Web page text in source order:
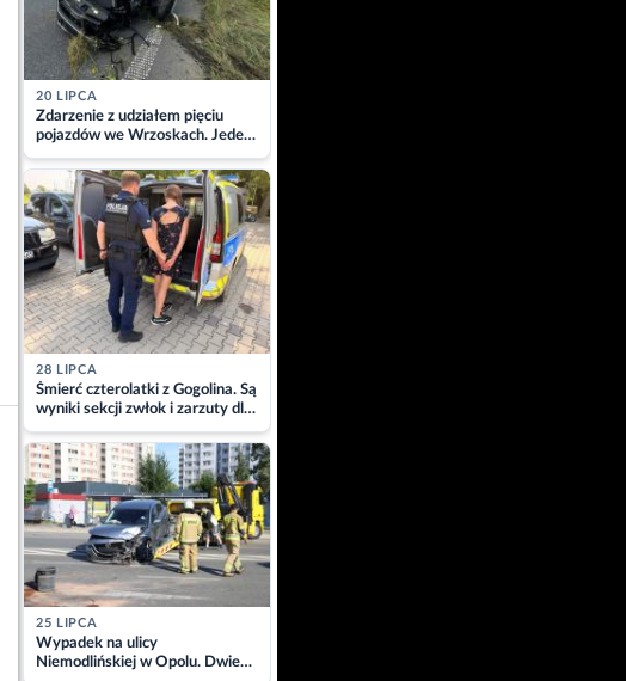
20 LIPCA
Zdarzenie z udziałem pięciu
pojazdów we Wrzoskach. Jeden
z kierowców zabrany w
kajdankach
28 LIPCA
Śmierć czterolatki z Gogolina. Są
wyniki sekcji zwłok i zarzuty dla
matki
25 LIPCA
Wypadek na ulicy
Niemodlińskiej w Opolu. Dwie